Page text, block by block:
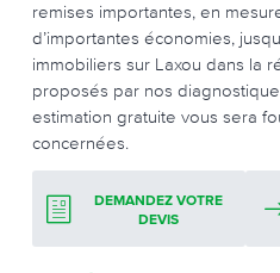
remises importantes, en
d’importantes économies,
immobiliers sur Laxou dans la
proposés par nos
estimation gratuite vous sera
concernées.
DEMANDEZ VOTRE
DEVIS